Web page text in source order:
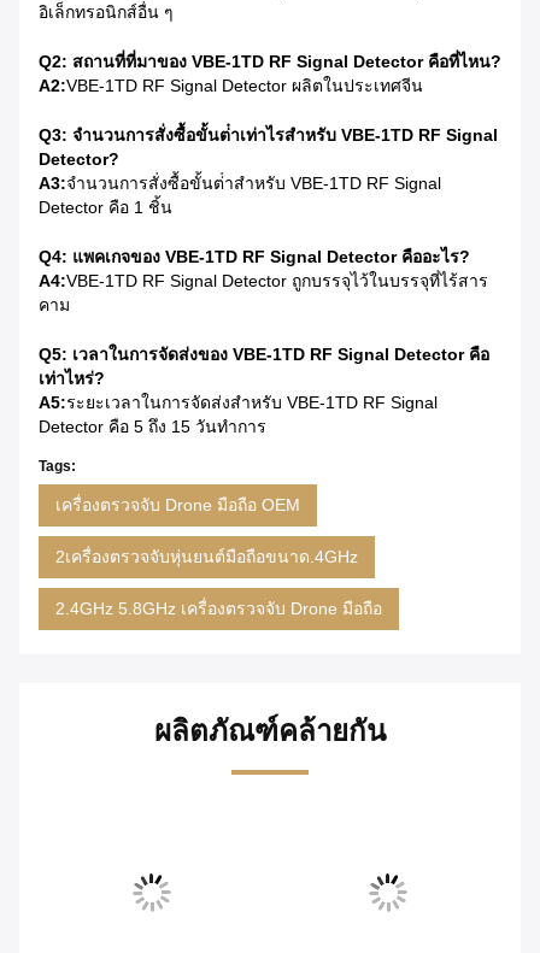
อิเล็กทรอนิกส์อื่น ๆ
Q2: สถานที่ที่มาของ VBE-1TD RF Signal Detector คือที่ไหน?
A2:VBE-1TD RF Signal Detector ผลิตในประเทศจีน
Q3: จํานวนการสั่งซื้อขั้นต่ําเท่าไรสําหรับ VBE-1TD RF Signal
Detector?
A3:จํานวนการสั่งซื้อขั้นต่ําสําหรับ VBE-1TD RF Signal
Detector คือ 1 ชิ้น
Q4: แพคเกจของ VBE-1TD RF Signal Detector คืออะไร?
A4:VBE-1TD RF Signal Detector ถูกบรรจุไว้ในบรรจุที่ไร้สาร
คาม
Q5: เวลาในการจัดส่งของ VBE-1TD RF Signal Detector คือ
เท่าไหร่?
A5:ระยะเวลาในการจัดส่งสําหรับ VBE-1TD RF Signal
Detector คือ 5 ถึง 15 วันทําการ
Tags:
เครื่องตรวจจับ Drone มือถือ OEM
2เครื่องตรวจจับหุ่นยนต์มือถือขนาด.4GHz
2.4GHz 5.8GHz เครื่องตรวจจับ Drone มือถือ
ผลิตภัณฑ์คล้ายกัน